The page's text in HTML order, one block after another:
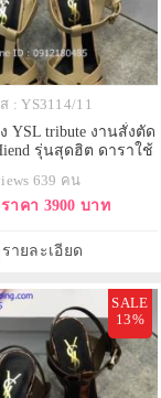
: YS3114/11
YSL tribute งานสั่งตัด
รุ่นสุดฮิต ดาราใช้
639 คน
ราคา 3900 บาท
ายละเอียด
SALE
13%